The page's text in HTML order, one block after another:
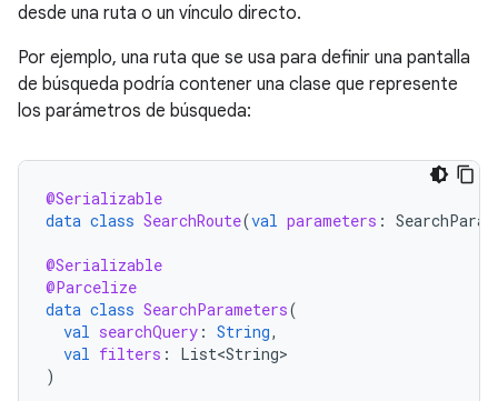
desde una ruta o un vínculo directo.
Por ejemplo, una ruta que se usa para definir una pantalla
de búsqueda podría contener una clase que represente
los parámetros de búsqueda:
@Serializable
data class SearchRoute(val parameters :
@Serializable
@Parcelize
data class SearchParameters(
val searchQuery : String,
val filters :
List<String>
)